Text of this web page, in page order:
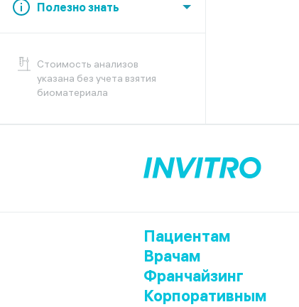
Полезно знать
Cтоимость анализов
указана без учета взятия
биоматериала
Пациентам
Врачам
Франчайзинг
Корпоративным